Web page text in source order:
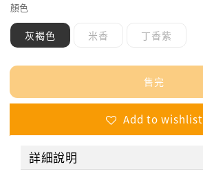
顏色
灰褐色 米香 丁香紫
售完
Add to wishlist
詳細說明